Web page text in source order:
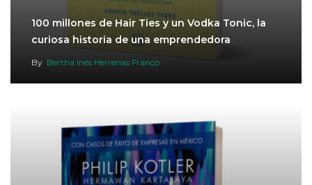
100 millones de Hair Ties y un Vodka Tonic, la
curiosa historia de una emprendedora
By Bertha Inés Herrerías Franco